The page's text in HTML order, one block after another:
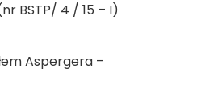
BSTP/ 4 / 15 – I)
Aspergera –